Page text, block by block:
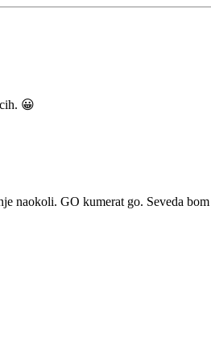
😀
naokoli. GO kumerat go. Seveda